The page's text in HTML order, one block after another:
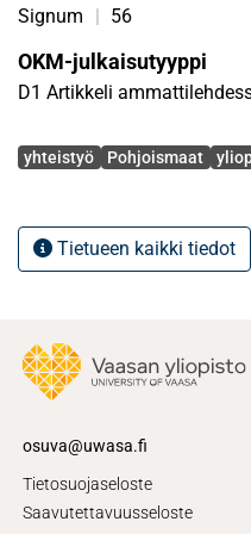
Signum 56
OKM-julkaisutyyppi
D1 Artikkeli
Avainsanat
yhteistyö Pohjoismaat
Tietueen kaikki tiedot
osuva@uwasa.fi
Tietosuojaseloste
Saavutettavuusseloste